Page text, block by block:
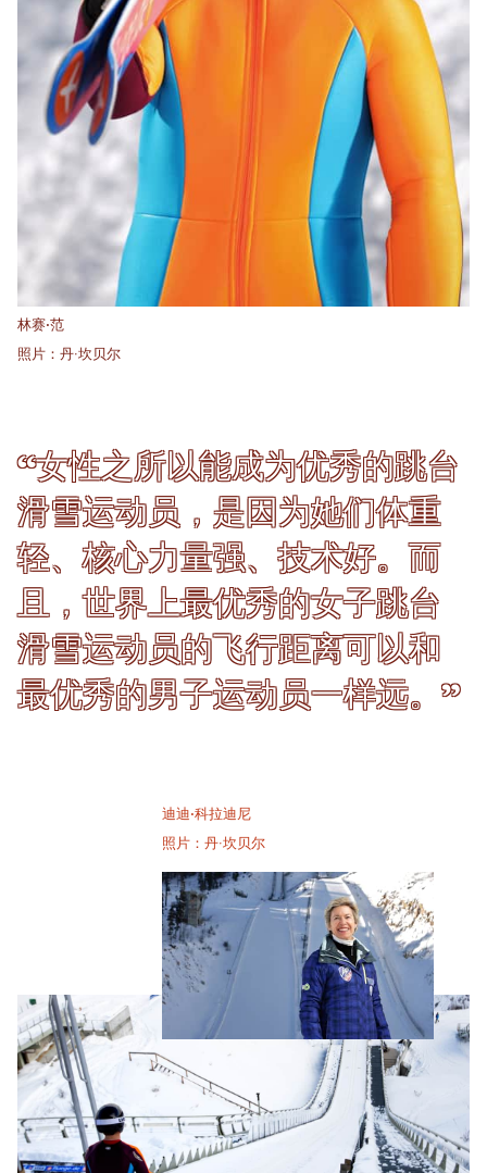
林赛·范
照片：丹·坎贝尔
“女性之所以能成为优秀的跳台
滑雪运动员，是因为她们体重
轻、核心力量强、技术好。而
且，世界上最优秀的女子跳台
滑雪运动员的飞行距离可以和
最优秀的男子运动员一样远。”
迪迪·科拉迪尼
照片：丹·坎贝尔